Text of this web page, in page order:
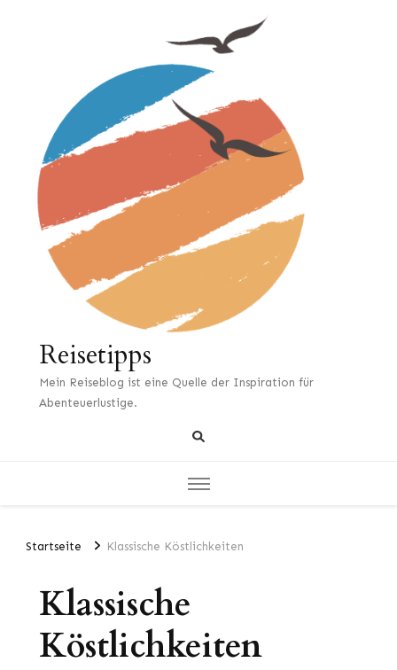
Reisetipps
Mein Reiseblog ist eine Quelle der Inspiration für
Abenteuerlustige.
Startseite Klassische Köstlichkeiten
Klassische
Köstlichkeiten